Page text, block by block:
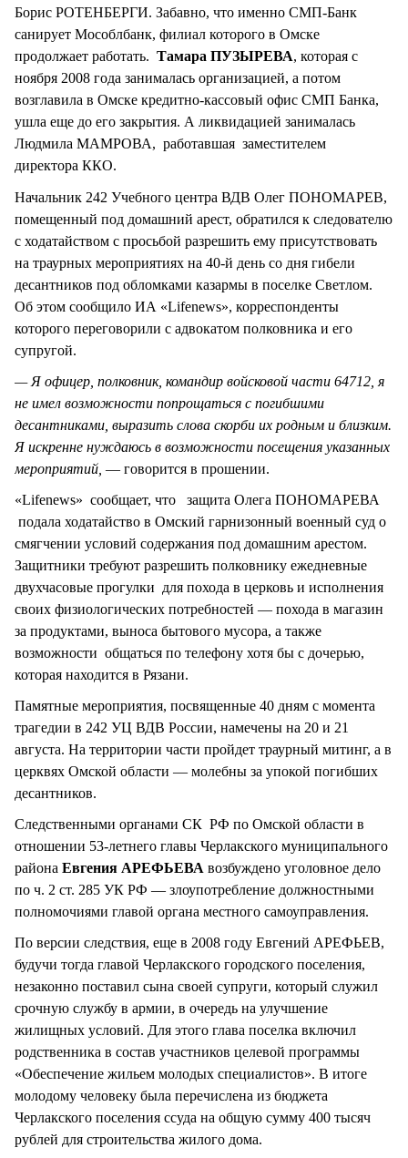
Борис РОТЕНБЕРГИ. Забавно, что именно СМП-Банк
санирует Мособлбанк, филиал которого в Омске
продолжает работать. Тамара ПУЗЫРЕВА, которая с
ноября 2008 года занималась организацией, а потом
возглавила в Омске кредитно-кассовый офис СМП Банка,
ушла еще до его закрытия. А ликвидацией занималась
Людмила МАМРОВА, работавшая заместителем
директора ККО.
Начальник 242 Учебного центра ВДВ Олег ПОНОМАРЕВ,
помещенный под домашний арест, обратился к следователю
с ходатайством с просьбой разрешить ему присутствовать
на траурных мероприятиях на 40-й день со дня гибели
десантников под обломками казармы в поселке Светлом.
Об этом сообщило ИА «Lifenews», корреспонденты
которого переговорили с адвокатом полковника и его
супругой.
— Я офицер, полковник, командир войсковой части 64712, я
не имел возможности попрощаться с погибшими
десантниками, выразить слова скорби их родным и близким.
Я искренне нуждаюсь в возможности посещения указанных
мероприятий, — говорится в прошении.
«Lifenews» сообщает, что защита Олега ПОНОМАРЕВА
подала ходатайство в Омский гарнизонный военный суд о
смягчении условий содержания под домашним арестом.
Защитники требуют разрешить полковнику ежедневные
двухчасовые прогулки для похода в церковь и исполнения
своих физиологических потребностей — похода в магазин
за продуктами, выноса бытового мусора, а также
возможности общаться по телефону хотя бы с дочерью,
которая находится в Рязани.
Памятные мероприятия, посвященные 40 дням с момента
трагедии в 242 УЦ ВДВ России, намечены на 20 и 21
августа. На территории части пройдет траурный митинг, а в
церквях Омской области — молебны за упокой погибших
десантников.
Следственными органами СК РФ по Омской области в
отношении 53-летнего главы Черлакского муниципального
района Евгения АРЕФЬЕВА возбуждено уголовное дело
по ч. 2 ст. 285 УК РФ — злоупотребление должностными
полномочиями главой органа местного самоуправления.
По версии следствия, еще в 2008 году Евгений АРЕФЬЕВ,
будучи тогда главой Черлакского городского поселения,
незаконно поставил сына своей супруги, который служил
срочную службу в армии, в очередь на улучшение
жилищных условий. Для этого глава поселка включил
родственника в состав участников целевой программы
«Обеспечение жильем молодых специалистов». В итоге
молодому человеку была перечислена из бюджета
Черлакского поселения ссуда на общую сумму 400 тысяч
рублей для строительства жилого дома.